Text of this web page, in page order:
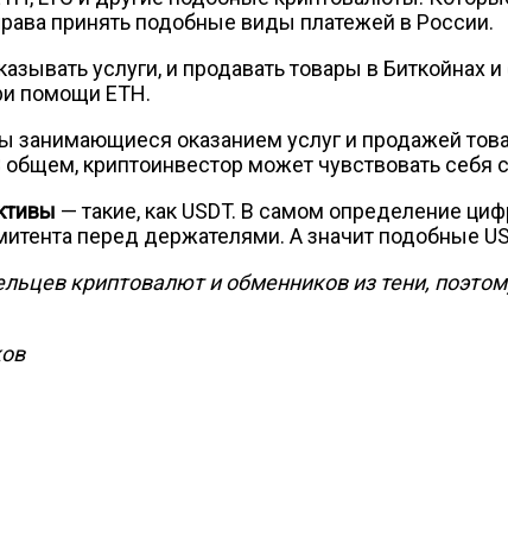
принять подобные виды платежей в России.
услуги, и продавать товары в Биткойнах
помощи ETH.
занимающиеся оказанием услуг и продажей
криптоинвестор может чувствовать себя
— такие, как USDT. В самом определение
перед держателями. А значит подобные
криптовалют и обменников из тени,